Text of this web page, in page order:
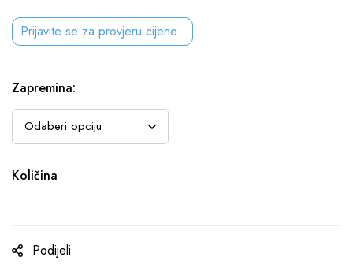
Prijavite se za provjeru cijene
Zapremina:
Količina
Podijeli